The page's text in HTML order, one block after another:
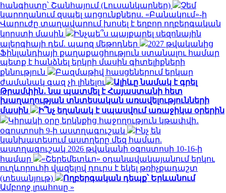
հանգիստը՝ Շանհայում (Լուսանկարներ)
Չեմ
կարողանում զսպել արցունքներս. «Բանակում»-ի
Վարուժը տաղավարում խոսել է եղբոր ողբերգական
կորստի մասին
Ինչպե՞ս պայքարել սեզոնային
ալերգիայի դեմ. պարզ մեթոդներ
2027 թվականից
Ֆինլանդիայի քաղաքացիություն ստանալու համար
պետք է հանձնել երկրի մասին գիտելիքների
քննություն
Բազմաթիվ հասցեներում երկար
ժամանակ գազ չի լինելու
Ալիևը նամակ է գրել
Թրամփին․ նա պատմել է Հայաստանի հետ
խաղաղության տնտեսական առավելությունների
մասին
Ի՞նչ եղանակ է սպասվում առաջիկա օրերին
Կիրակի օրը երկնքից հաջողություն կթափվի․
օգոստոսի 9-ի աստղագուշակ
Ինչ են
կանխատեսում աստղերը մեզ համար.
աստղագուշակ 2026 թվականի օգոստոսի 10-16-ի
համար
«Շերեմետևո» օդանավակայանում երկու
ուղևորուհի վազելով դուրս է եկել թռիչքադաշտ
(տեսանյութ)
Ողբերգական դեպք՝ Երևանում
Ամբողջ լրահոսը »